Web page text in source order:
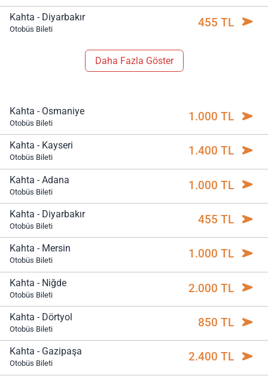
Kahta - Diyarbakır
Otobüs Bileti 455 TL
Daha Fazla Göster
Kahta - Osmaniye
Otobüs Bileti 1.000 TL
Kahta - Kayseri
Otobüs Bileti 1.400 TL
Kahta - Adana
Otobüs Bileti 1.000 TL
Kahta - Diyarbakır
Otobüs Bileti 455 TL
Kahta - Mersin
Otobüs Bileti 1.000 TL
Kahta - Niğde
Otobüs Bileti 2.000 TL
Kahta - Dörtyol
Otobüs Bileti 850 TL
Kahta - Gazipaşa
Otobüs Bileti 2.400 TL